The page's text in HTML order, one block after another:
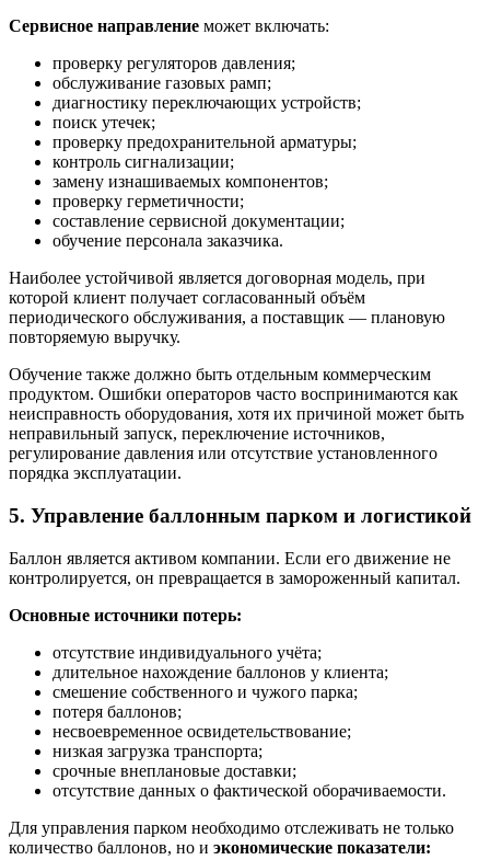
Сервисное направление может включать:
проверку регуляторов давления;
обслуживание газовых рамп;
диагностику переключающих устройств;
поиск утечек;
проверку предохранительной арматуры;
контроль сигнализации;
замену изнашиваемых компонентов;
проверку герметичности;
составление сервисной документации;
обучение персонала заказчика.
Наиболее устойчивой является договорная модель, при
которой клиент получает согласованный объём
периодического обслуживания, а поставщик — плановую
повторяемую выручку.
Обучение также должно быть отдельным коммерческим
продуктом. Ошибки операторов часто воспринимаются как
неисправность оборудования, хотя их причиной может быть
неправильный запуск, переключение источников,
регулирование давления или отсутствие установленного
порядка эксплуатации.
5. Управление баллонным парком и логистикой
Баллон является активом компании. Если его движение не
контролируется, он превращается в замороженный капитал.
Основные источники потерь:
отсутствие индивидуального учёта;
длительное нахождение баллонов у клиента;
смешение собственного и чужого парка;
потеря баллонов;
несвоевременное освидетельствование;
низкая загрузка транспорта;
срочные внеплановые доставки;
отсутствие данных о фактической оборачиваемости.
Для управления парком необходимо отслеживать не только
количество баллонов, но и экономические показатели: